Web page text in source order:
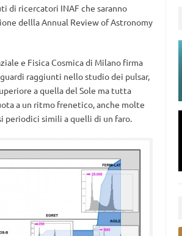
di ricercatori INAF che saranno
dellla Annual Review of Astronomy
e Fisica Cosmica di Milano firma
raggiunti nello studio dei pulsar,
a quella del Sole ma tutta
a un ritmo frenetico, anche molte
periodici simili a quelli di un faro.